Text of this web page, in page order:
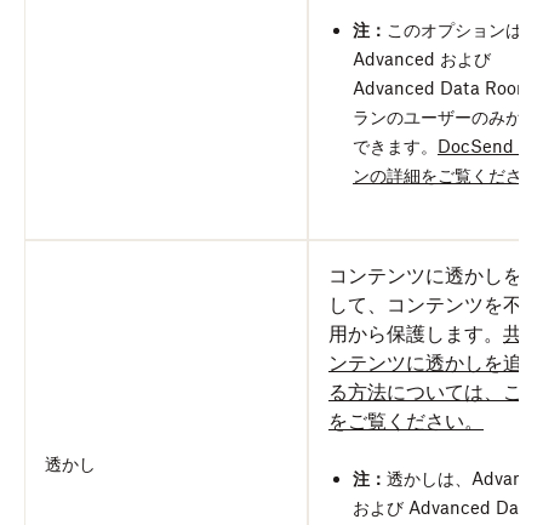
注： このオプションは、
Advanced および
Advanced Data Rooms
ランのユーザーのみが利
できます。 DocSend の
ンの詳細をご覧ください
透かし
コンテンツに透かしを
して、コンテンツを不
用から保護します。 共
ンテンツに透かしを追
る方法については、こ
をご覧ください。
注： 透かしは、
および Advanced Data